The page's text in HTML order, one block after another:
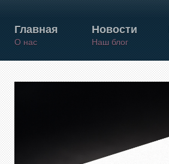
Главная
О нас
Новости
Наш блог